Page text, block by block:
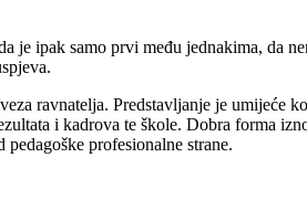
ipak samo prvi među jednakima, da
ravnatelja. Predstavljanje je umijeće
i kadrova te škole. Dobra forma
profesionalne strane.